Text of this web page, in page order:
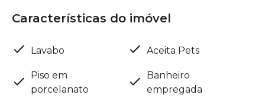
Características do imóvel
Lavabo Aceita Pets
Piso em
porcelanato
Banheiro
empregada